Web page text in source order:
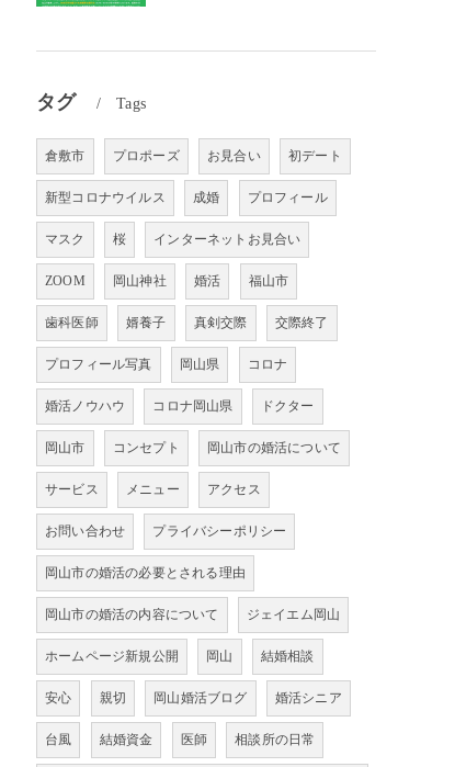
タグ Tags
倉敷市 プロポーズ お見合い 初デート
新型コロナウイルス 成婚 プロフィール
マスク 桜 インターネットお見合い
ZOOM 岡山神社 婚活 福山市
歯科医師 婿養子 真剣交際 交際終了
プロフィール写真 岡山県 コロナ
婚活ノウハウ コロナ岡山県 ドクター
岡山市 コンセプト 岡山市の婚活について
サービス メニュー アクセス
お問い合わせ プライバシーポリシー
岡山市の婚活の必要とされる理由
岡山市の婚活の内容について ジェイエム岡山
ホームページ新規公開 岡山 結婚相談
安心 親切 岡山婚活ブログ 婚活シニア
台風 結婚資金 医師 相談所の日常